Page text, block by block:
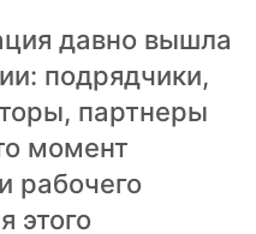
давно вышла
подрядчики,
партнеры
момент
рабочего
этого